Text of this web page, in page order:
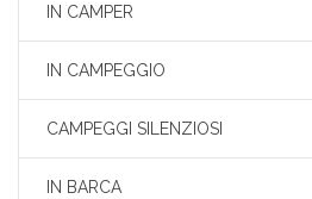
IN CAMPER
IN CAMPEGGIO
CAMPEGGI SILENZIOSI
IN BARCA